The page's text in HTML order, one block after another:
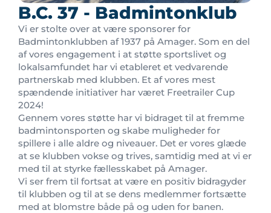
B.C. 37 - Badmintonklub
Vi er stolte over at være sponsorer for
Badmintonklubben af 1937 på Amager. Som en del
af vores engagement i at støtte sportslivet og
lokalsamfundet har vi etableret et vedvarende
partnerskab med klubben. Et af vores mest
spændende initiativer har været Freetrailer Cup
2024!
Gennem vores støtte har vi bidraget til at fremme
badmintonsporten og skabe muligheder for
spillere i alle aldre og niveauer. Det er vores glæde
at se klubben vokse og trives, samtidig med at vi er
med til at styrke fællesskabet på Amager.
Vi ser frem til fortsat at være en positiv bidragyder
til klubben og til at se dens medlemmer fortsætte
med at blomstre både på og uden for banen.